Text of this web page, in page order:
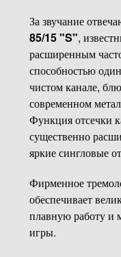
За звучание
85/15 "S",
расширенным
способностью
чистом канале,
современном
Функция отсечки
существенно
яркие сингловые
Фирменное
обеспечивает
плавную работу и
игры.